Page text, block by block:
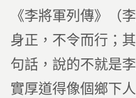
《李將軍列傳》（
身正，不令而行；
句話，說的不就是
實厚道得像個鄉下